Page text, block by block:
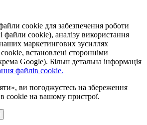
cookie для забезпечення роботи
файли cookie), аналізу використання
маркетингових зусиллях
встановлені сторонніми
Google). Більш детальна інформація
файлів cookie.
ви погоджуєтесь на збереження
cookie на вашому пристрої.